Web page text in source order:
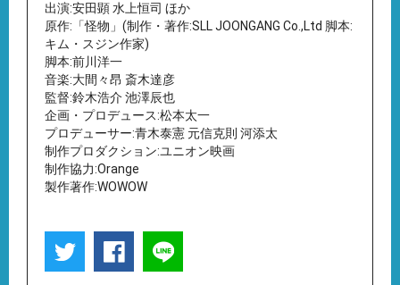
出演:安田顕 水上恒司 ほか
原作:「怪物」(制作・著作:SLL JOONGANG Co.,Ltd 脚本:
キム・スジン作家)
脚本:前川洋一
音楽:大間々昂 斎木達彦
監督:鈴木浩介 池澤辰也
企画・プロデュース:松本太一
プロデューサー:⻘木泰憲 元信克則 河添太
制作プロダクション:ユニオン映画
制作協力:Orange
製作著作:WOWOW